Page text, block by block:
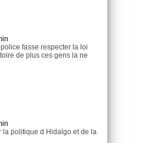
fasse respecter la loi
de plus ces gens la ne
la politique d Hidalgo et de la